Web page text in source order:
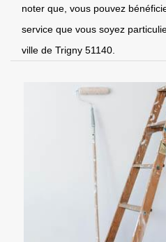
noter que, vous pouvez
service que vous soyez
ville de Trigny 51140.